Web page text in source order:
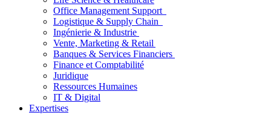
Office Management Support
Logistique & Supply Chain
Ingénierie & Industrie
Vente, Marketing & Retail
Banques & Services Financiers
Finance et Comptabilité
Juridique
Ressources Humaines
IT & Digital
Expertises